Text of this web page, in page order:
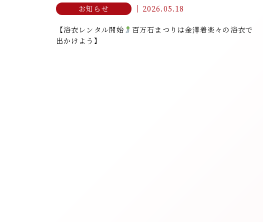
お知らせ 2026.05.18
【浴衣レンタル開始
百万石まつりは金澤着楽々の浴衣で
出かけよう】